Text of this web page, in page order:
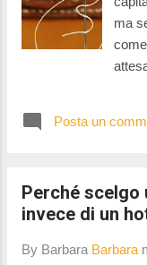
ma
anni
Posta un
Perché scelgo
invece di un
By Barbara Barbara